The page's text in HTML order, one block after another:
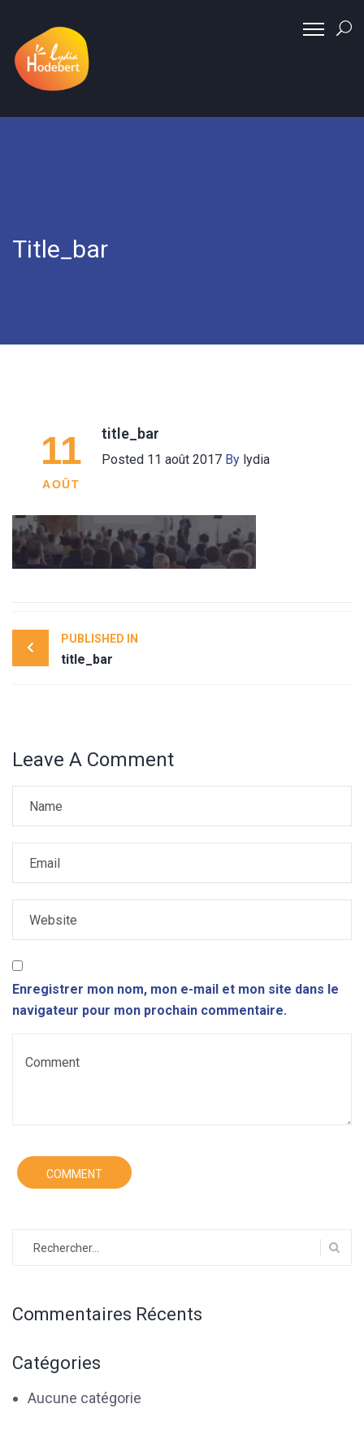
Title_bar
11
AOÛT
title_bar
Posted 11 août 2017 By lydia
Post
navigation
PUBLISHED IN
title_bar
Leave A Comment
Enregistrer mon nom, mon e-mail et mon site dans le
navigateur pour mon prochain commentaire.
Commentaires Récents
Catégories
Aucune catégorie